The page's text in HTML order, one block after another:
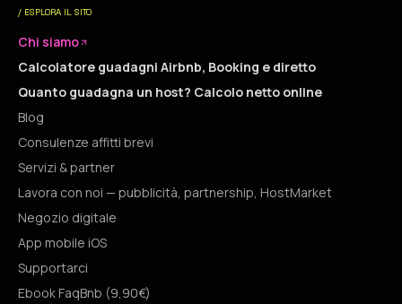
/ ESPLORA IL SITO
Chi siamo
Calcolatore guadagni Airbnb, Booking e diretto
Quanto guadagna un host? Calcolo netto online
Blog
Consulenze affitti brevi
Servizi & partner
Lavora con noi — pubblicità, partnership, HostMarket
Negozio digitale
App mobile iOS
Supportarci
Ebook FaqBnb (9,90€)